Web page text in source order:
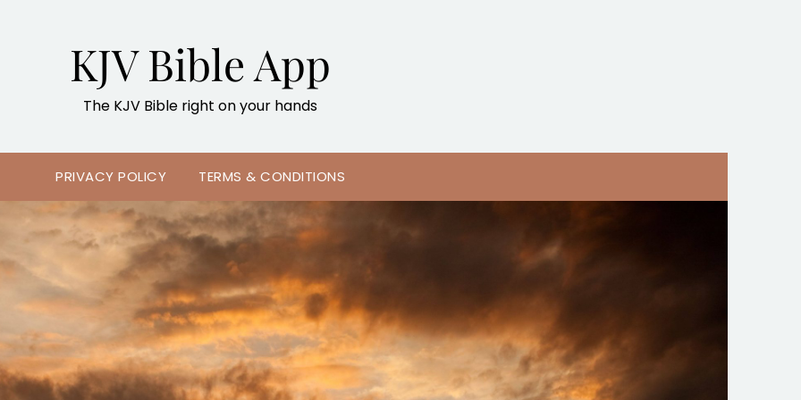
KJV Bible App
The KJV Bible right on your hands
PRIVACY POLICY TERMS & CONDITIONS